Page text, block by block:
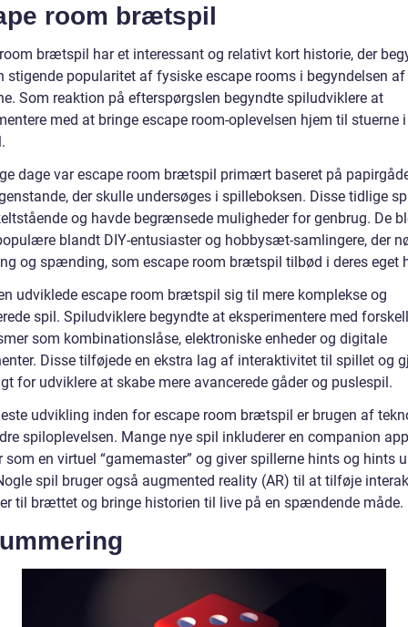
room brætspil
brætspil har et interessant og relativt kort historie, der
stigende popularitet af fysiske escape rooms i begyndelsen af
Som reaktion på efterspørgslen begyndte spiludviklere at
med at bringe escape room-oplevelsen hjem til stuerne
dage var escape room brætspil primært baseret på
der skulle undersøges i spilleboksen. Disse tidlige
og havde begrænsede muligheder for genbrug. De
blandt DIY-entusiaster og hobbysæt-samlingere, der
og spænding, som escape room brætspil tilbød i deres eget
udviklede escape room brætspil sig til mere komplekse og
spil. Spiludviklere begyndte at eksperimentere med
som kombinationslåse, elektroniske enheder og digitale
Disse tilføjede en ekstra lag af interaktivitet til spillet og
for udviklere at skabe mere avancerede gåder og puslespil.
udvikling inden for escape room brætspil er brugen af
spiloplevelsen. Mange nye spil inkluderer en companion
som en virtuel “gamemaster” og giver spillerne hints og hints
spil bruger også augmented reality (AR) til at tilføje
til brættet og bringe historien til live på en spændende måde.